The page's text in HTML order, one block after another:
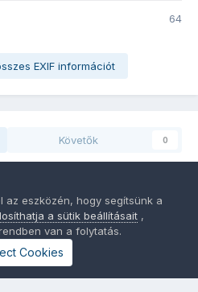
64
EXIF információt
Követők 0
az eszközén, hogy segítsünk a
a sütik beállításait ,
van a folytatás.
Cookies